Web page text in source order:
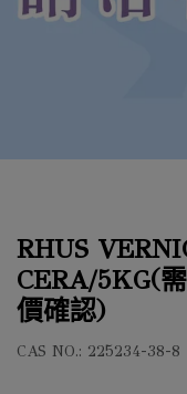
RHUS
CERA/5KG(
價確認)
CAS NO.: 225234-38-8